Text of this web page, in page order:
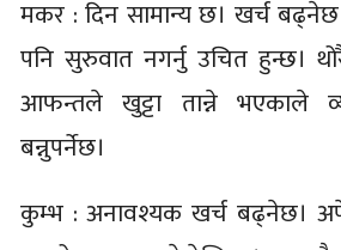
मकर : दिन सामान्य छ। खर्च
पनि सुरुवात नगर्नु उचित हुन्छ।
आफन्तले खुट्टा तान्ने भएकाले
बन्नुपर्नेछ।
कुम्भ : अनावश्यक खर्च बढ्नेछ।